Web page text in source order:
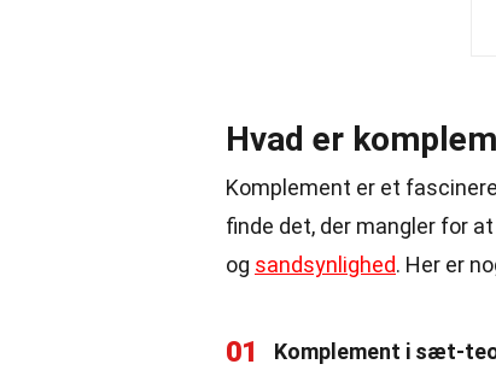
Hvad er
Komplement er et
finde det, der mangler for
og sandsynlighed. Her er
01 Komplement i sæt-